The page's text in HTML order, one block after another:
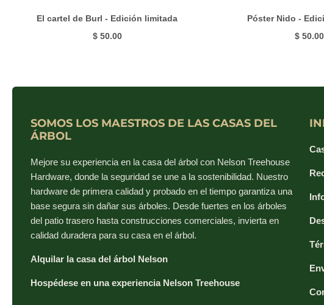
El cartel de Burl - Edición limitada
$ 50.00
Póster Nido -
$ 50.00
SOMOS LOS MAESTROS DE LAS CASAS DEL
ÁRBOL
Mejore su experiencia en la casa del árbol con Nelson Treehouse
Hardware, donde la seguridad se une a la sostenibilidad. Nuestro
hardware de primera calidad y probado en el tiempo garantiza una
base segura sin dañar sus árboles. Desde fuertes en los árboles
del patio trasero hasta construcciones comerciales, invierta en
calidad duradera para su casa en el árbol.
Alquilar la casa del árbol Nelson
Hospédese en una experiencia Nelson Treehouse